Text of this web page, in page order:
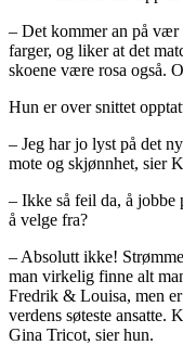
– Det kommer an på vær
farger, og liker at det
skoene være rosa også.
Hun er over snittet
– Jeg har jo lyst på det
mote og skjønnhet, sier
– Ikke så feil da, å jobbe
å velge fra?
– Absolutt ikke!
man virkelig finne alt
Fredrik & Louisa, men
verdens søteste
Gina Tricot, sier hun.